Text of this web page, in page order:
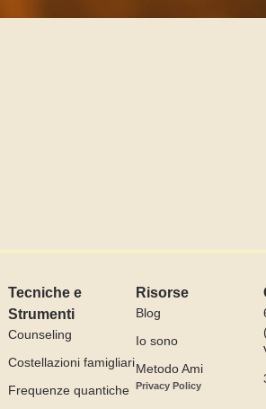
Tecniche e
Strumenti
Counseling
Costellazioni famigliari
Frequenze quantiche
Risorse
Blog
Io sono
Metodo Ami
Privacy Policy